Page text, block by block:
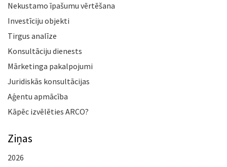
Nekustamo īpašumu vērtēšana
Investīciju objekti
Tirgus analīze
Konsultāciju dienests
Mārketinga pakalpojumi
Juridiskās konsultācijas
Aģentu apmācība
Kāpēc izvēlēties ARCO?
Ziņas
2026